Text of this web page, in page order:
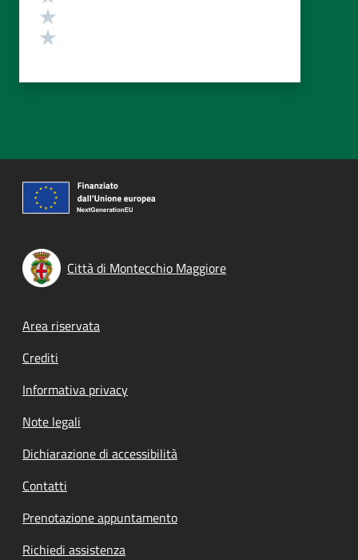
Città di Montecchio Maggiore
Footer menu
Area riservata
Crediti
Informativa privacy
Note legali
Dichiarazione di accessibilità
Contatti
Prenotazione appuntamento
Richiedi assistenza